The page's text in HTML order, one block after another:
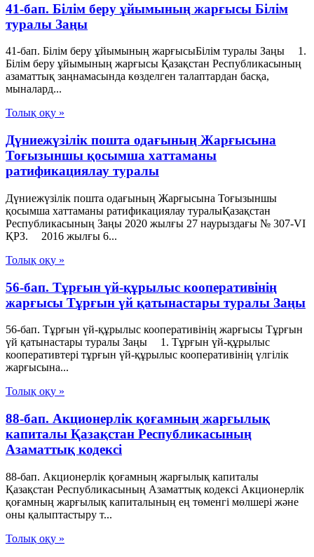
41-бап. Білім беру ұйымының жарғысы Білім
туралы Заңы
41-бап. Білім беру ұйымының жарғысыБілім туралы Заңы 1.
Білім беру ұйымының жарғысы Қазақстан Республикасының
азаматтық заңнамасында көзделген талаптардан басқа,
мыналард...
Толық оқу »
Дүниежүзілік пошта одағының Жарғысына
Тоғызыншы қосымша хаттаманы
ратификациялау туралы
Дүниежүзілік пошта одағының Жарғысына Тоғызыншы
қосымша хаттаманы ратификациялау туралыҚазақстан
Республикасының Заңы 2020 жылғы 27 наурыздағы № 307-VІ
ҚРЗ. 2016 жылғы 6...
Толық оқу »
56-бап. Тұрғын үй-құрылыс кооперативiнiң
жарғысы Тұрғын үй қатынастары туралы Заңы
56-бап. Тұрғын үй-құрылыс кооперативiнiң жарғысы Тұрғын
үй қатынастары туралы Заңы 1. Тұрғын үй-құрылыс
кооперативтері тұрғын үй-құрылыс кооперативінің үлгілік
жарғысына...
Толық оқу »
88-бап. Акционерлiк қоғамның жарғылық
капиталы Қазақстан Республикасының
Азаматтық кодексi
88-бап. Акционерлiк қоғамның жарғылық капиталы
Қазақстан Республикасының Азаматтық кодексi Акционерлiк
қоғамның жарғылық капиталының ең төменгi мөлшерi және
оны қалыптастыру т...
Толық оқу »